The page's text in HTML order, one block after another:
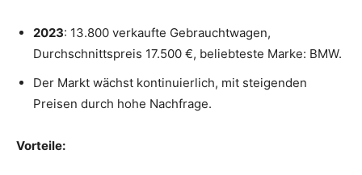
2023: 13.800 verkaufte Gebrauchtwagen,
Durchschnittspreis 17.500 €, beliebteste Marke: BMW.
Der Markt wächst kontinuierlich, mit steigenden
Preisen durch hohe Nachfrage.
Vorteile: